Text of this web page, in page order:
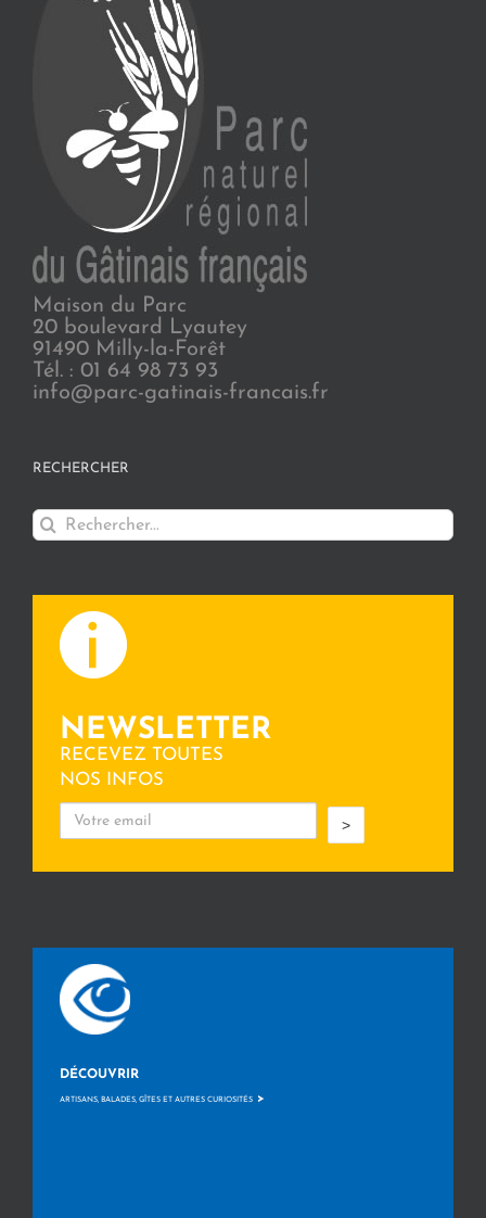
Maison du Parc
20 boulevard Lyautey
91490 Milly-la-Forêt
Tél. : 01 64 98 73 93
info@parc-gatinais-francais.fr
RECHERCHER
Rechercher:
NEWSLETTER
RECEVEZ TOUTES
NOS INFOS
>
DÉCOUVRIR
ARTISANS, BALADES, GÎTES ET AUTRES CURIOSITÉS >